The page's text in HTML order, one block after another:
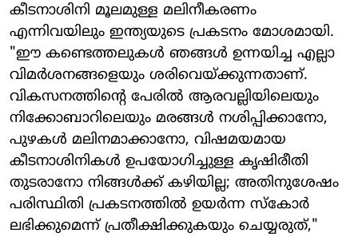
കീടനാശിനി മൂലമുള്ള മലിനീകരണം
എന്നിവയിലും ഇന്ത്യയുടെ പ്രകടനം മോശമായി.
"ഈ കണ്ടെത്തലുകൾ ഞങ്ങൾ ഉന്നയിച്ച എല്ലാ
വിമർശനങ്ങളെയും ശരിവെയ്ക്കുന്നതാണ്.
വികസനത്തിന്റെ പേരിൽ ആരവല്ലിയിലെയും
നിക്കോബാറിലെയും മരങ്ങൾ നശിപ്പിക്കാനോ,
പുഴകൾ മലിനമാക്കാനോ, വിഷമയമായ
കീടനാശിനികൾ ഉപയോഗിച്ചുള്ള കൃഷിരീതി
തുടരാനോ നിങ്ങൾക്ക് കഴിയില്ല; അതിനുശേഷം
പരിസ്ഥിതി പ്രകടനത്തിൽ ഉയർന്ന സ്‌കോർ
ലഭിക്കുമെന്ന് പ്രതീക്ഷിക്കുകയും ചെയ്യരുത്,"